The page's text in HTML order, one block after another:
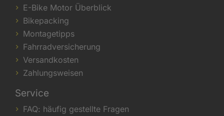
E-Bike Motor Überblick
Bikepacking
Montagetipps
Fahrradversicherung
Versandkosten
Zahlungsweisen
Service
FAQ: häufig gestellte Fragen